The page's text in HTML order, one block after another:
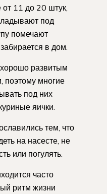
11 до 20 штук,
под
помечают
в дом.
развитым
поэтому многие
под них
яички.
тем, что
на насесте, не
или погулять.
часто
ритм жизни